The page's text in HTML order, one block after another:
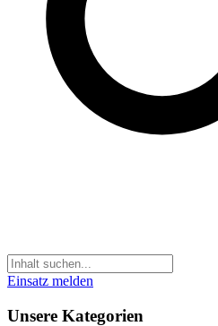
Einsatz melden
Unsere Kategorien